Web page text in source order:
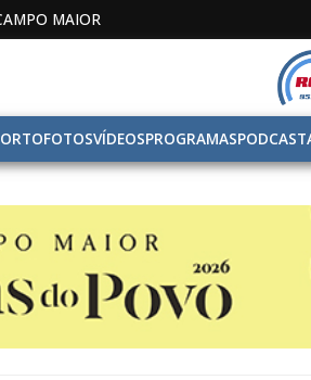
MAIOR
FOTOSVÍDEOSPROGRAMASPODCAST